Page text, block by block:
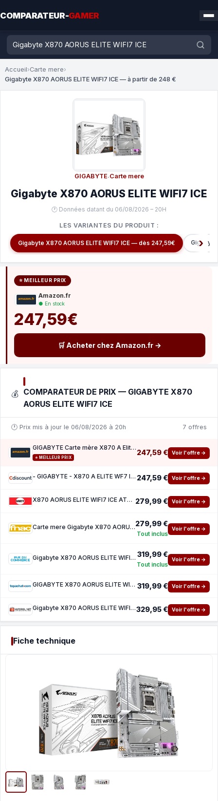
COMPARATEUR-GAMER
Accueil›Carte mere›
Gigabyte X870 AORUS ELITE WIFI7 ICE — à partir de 248 €
GIGABYTE·Carte mere
Gigabyte X870 AORUS ELITE WIFI7 ICE
🕐 Données datant du 06/08/2026 – 20H
LES VARIANTES DU PRODUIT :
Gigabyte X870 AORUS ELITE WIFI7 ICE — dès 247,59€
⭐ MEILLEUR PRIX
Amazon.fr
● En stock
247,59€
🛒 Acheter chez Amazon.fr →
💰 COMPARATEUR DE PRIX — GIGABYTE X870
AORUS ELITE WIFI7 ICE
🕐 Prix mis à jour le 06/08/2026 à 20h 7 offres
GIGABYTE Carte mère X870 A Elite WIFI7 Ice - Prend en Charge Les processeurs AMD Ryzen 900
⭐ MEILLEUR PRIX
247,59 € Voir l'offre →
- GIGABYTE - X870 A ELITE WF7 ICE 247,59 € Voir l'offre →
X870 AORUS ELITE WIFI7 ICE ATX Socket AM5 Chipset AMD X870 279,99 € Voir l'offre →
Carte mere Gigabyte X870 AORUS ELITE WIFI7 ICE ATX Socket AM5 Chipset AMD X870279,99 €
Tout inclus
Voir l'offre →
Gigabyte X870 AORUS ELITE WIFI7 ICE 319,99 €
Tout inclus
Voir l'offre →
GIGABYTE X870 AORUS ELITE WIFI 7 ICE 319,99 € Voir l'offre →
Gigabyte X870 AORUS ELITE WIFI7 ICE329,95 € Voir l'offre →
Fiche technique